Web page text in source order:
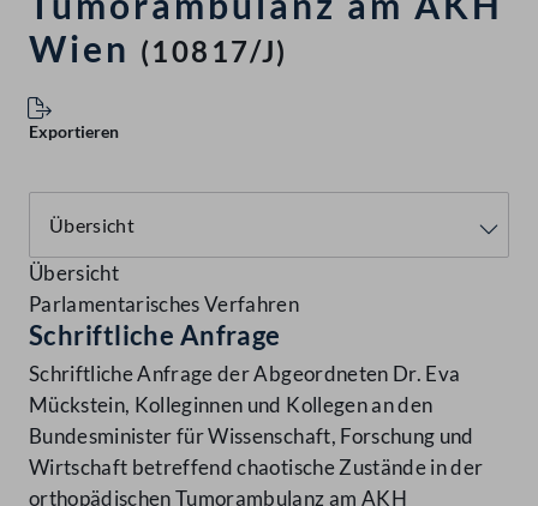
Wien (10817/J)
Exportieren
Übersicht
Parlamentarisches Verfahren
Schriftliche Anfrage
Schriftliche Anfrage der Abgeordneten Dr. Eva
Mückstein, Kolleginnen und Kollegen an den
Bundesminister für Wissenschaft, Forschung und
Wirtschaft betreffend chaotische Zustände in der
orthopädischen Tumorambulanz am AKH